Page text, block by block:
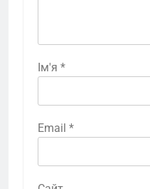
Ім'я *
Email *